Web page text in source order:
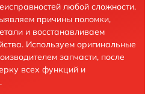
любой сложности.
причины поломки,
и восстанавливаем
Используем оригинальные
запчасти, после
всех функций и